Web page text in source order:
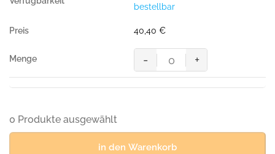
Menge
bestellbar
40,40 €
Women-
Sweatjacke
College,
Polyester,
- +
0 Produkte ausgewählt
in den Warenkorb